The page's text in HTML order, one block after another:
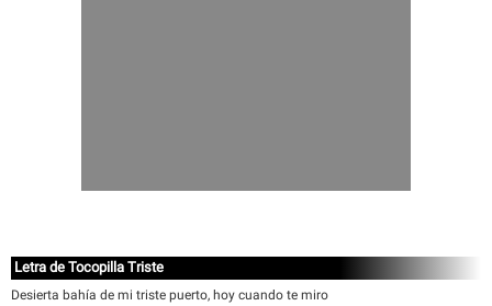
Letra de Tocopilla Triste
Desierta bahía de mi triste puerto, hoy cuando te miro